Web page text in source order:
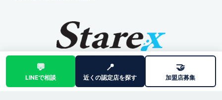
💬
LINEで相談
📍
近くの認定店を探す
🤝
加盟店募集